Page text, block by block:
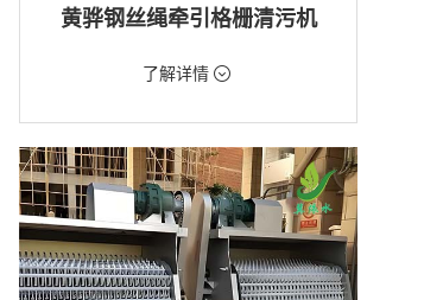
黄骅钢丝绳牵引格栅清污机
价格：2888元/台了解详情